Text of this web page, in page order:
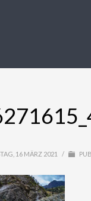
16 MÄRZ 2021 /